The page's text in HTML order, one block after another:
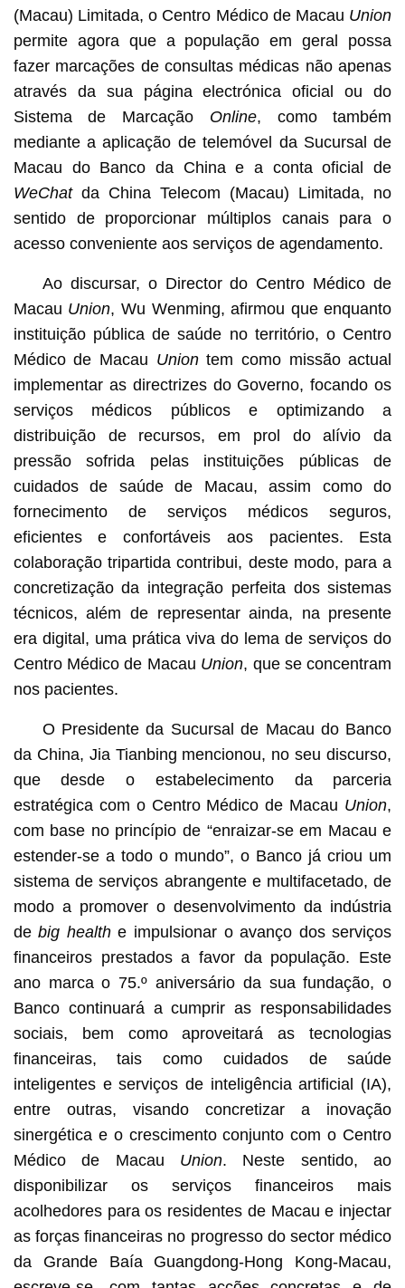
(Macau) Limitada, o Centro Médico de Macau Union
permite agora que a população em geral possa
fazer marcações de consultas médicas não apenas
através da sua página electrónica oficial ou do
Sistema de Marcação Online, como também
mediante a aplicação de telemóvel da Sucursal de
Macau do Banco da China e a conta oficial de
WeChatda China Telecom (Macau) Limitada, no
sentido de proporcionar múltiplos canais para o
acesso conveniente aos serviços de agendamento.
Ao discursar, o Director do Centro Médico de
Macau Union, Wu Wenming, afirmou que enquanto
instituição pública de saúde no território, o Centro
Médico de Macau Uniontem como missão actual
implementar as directrizes do Governo, focando os
serviços médicos públicos e optimizando a
distribuição de recursos, em prol do alívio da
pressão sofrida pelas instituições públicas de
cuidados de saúde de Macau, assim como do
fornecimento de serviços médicos seguros,
eficientes e confortáveis aos pacientes. Esta
colaboração tripartida contribui, deste modo, para a
concretização da integração perfeita dos sistemas
técnicos, além de representar ainda, na presente
era digital, uma prática viva do lema de serviços do
Centro Médico de Macau Union, que se concentram
nos pacientes.
O Presidente da Sucursal de Macau do Banco
da China, Jia Tianbing mencionou, no seu discurso,
que desde o estabelecimento da parceria
estratégica com o Centro Médico de Macau Union,
com base no princípio de “enraizar-se em Macau e
estender-se a todo o mundo”, o Banco já criou um
sistema de serviços abrangente e multifacetado, de
modo a promover o desenvolvimento da indústria
debig healthe impulsionar o avanço dos serviços
financeiros prestados a favor da população. Este
ano marca o 75.º aniversário da sua fundação, o
Banco continuará a cumprir as responsabilidades
sociais, bem como aproveitará as tecnologias
financeiras, tais como cuidados de saúde
inteligentes e serviços de inteligência artificial (IA),
entre outras, visando concretizar a inovação
sinergética e o crescimento conjunto com o Centro
Médico de Macau Union. Neste sentido, ao
disponibilizar os serviços financeiros mais
acolhedores para os residentes de Macau e injectar
as forças financeiras no progresso do sector médico
da Grande Baía Guangdong-Hong Kong-Macau,